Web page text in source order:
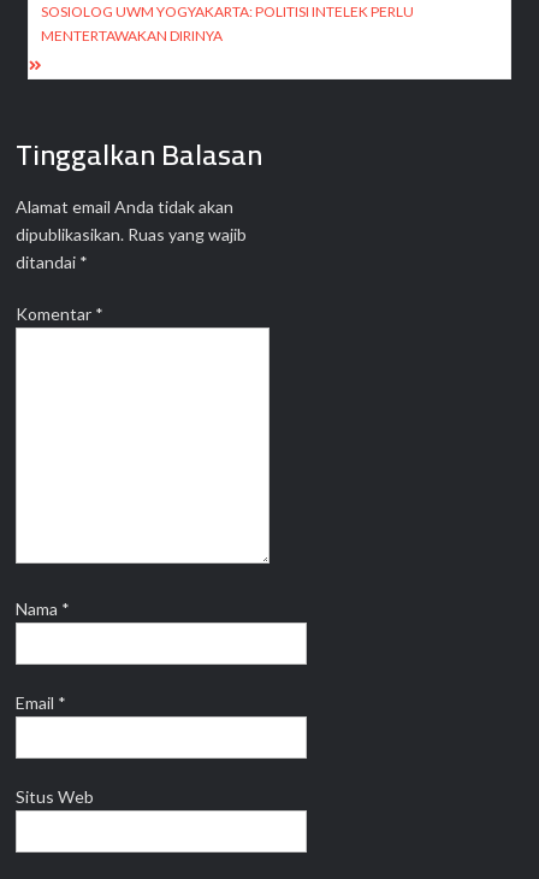
SOSIOLOG UWM YOGYAKARTA: POLITISI INTELEK PERLU
MENTERTAWAKAN DIRINYA
Tinggalkan Balasan
Alamat email Anda tidak akan
dipublikasikan. Ruas yang wajib
ditandai *
Komentar *
Nama *
Email *
Situs Web